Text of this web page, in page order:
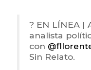
? EN LÍNEA |
analista
con
Sin Relato.